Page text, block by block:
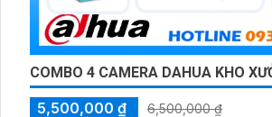
COMBO 4 CAMERA DAHUA KHO
5,500,000 ₫
6,500,000 ₫